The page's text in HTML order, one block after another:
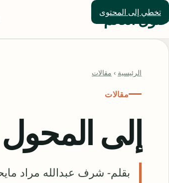
تخطي إلى المحتوى
حلول العالم
الرئيسية › مقالات
مقالات
إلى
بقلم- شرف عبدالله مراد